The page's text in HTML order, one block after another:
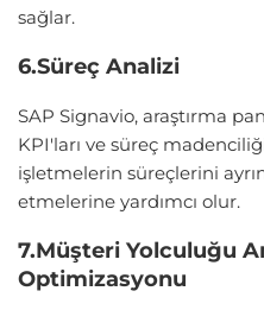
sağlar.
6.Süreç Analizi
SAP Signavio, araştırma
KPI'ları ve süreç
işletmelerin süreçlerini
etmelerine yardımcı olur.
7.Müşteri Yolculuğu
Optimizasyonu